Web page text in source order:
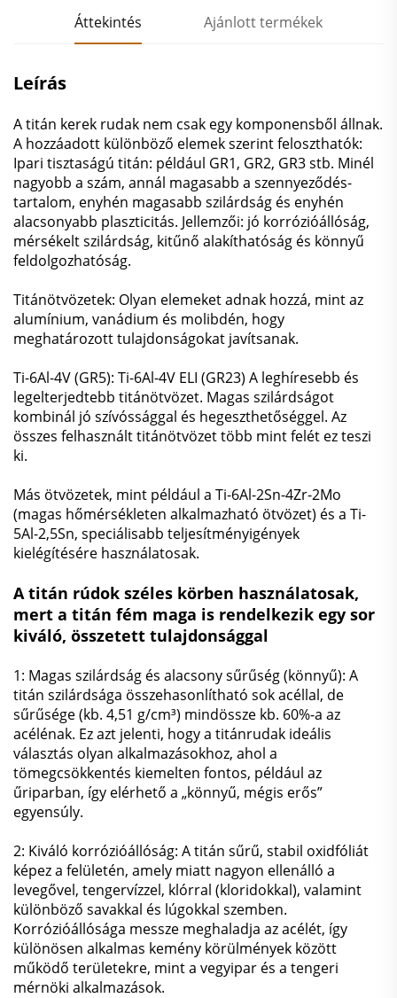
Áttekintés Ajánlott termékek
Leírás
A titán kerek rudak nem csak egy komponensből állnak.
A hozzáadott különböző elemek szerint feloszthatók:
Ipari tisztaságú titán: például GR1, GR2, GR3 stb. Minél
nagyobb a szám, annál magasabb a szennyeződés-
tartalom, enyhén magasabb szilárdság és enyhén
alacsonyabb plaszticitás. Jellemzői: jó korrózióállóság,
mérsékelt szilárdság, kitűnő alakíthatóság és könnyű
feldolgozhatóság.
Titánötvözetek: Olyan elemeket adnak hozzá, mint az
alumínium, vanádium és molibdén, hogy
meghatározott tulajdonságokat javítsanak.
Ti-6Al-4V (GR5): Ti-6Al-4V ELI (GR23) A leghíresebb és
legelterjedtebb titánötvözet. Magas szilárdságot
kombinál jó szívóssággal és hegeszthetőséggel. Az
összes felhasznált titánötvözet több mint felét ez teszi
ki.
Más ötvözetek, mint például a Ti-6Al-2Sn-4Zr-2Mo
(magas hőmérsékleten alkalmazható ötvözet) és a Ti-
5Al-2,5Sn, speciálisabb teljesítményigények
kielégítésére használatosak.
A titán rúdok széles körben használatosak,
mert a titán fém maga is rendelkezik egy sor
kiváló, összetett tulajdonsággal
1: Magas szilárdság és alacsony sűrűség (könnyű): A
titán szilárdsága összehasonlítható sok acéllal, de
sűrűsége (kb. 4,51 g/cm³) mindössze kb. 60%-a az
acélénak. Ez azt jelenti, hogy a titánrudak ideális
választás olyan alkalmazásokhoz, ahol a
tömegcsökkentés kiemelten fontos, például az
űriparban, így elérhető a „könnyű, mégis erős”
egyensúly.
2: Kiváló korrózióállóság: A titán sűrű, stabil oxidfóliát
képez a felületén, amely miatt nagyon ellenálló a
levegővel, tengervízzel, klórral (kloridokkal), valamint
különböző savakkal és lúgokkal szemben.
Korrózióállósága messze meghaladja az acélét, így
különösen alkalmas kemény körülmények között
működő területekre, mint a vegyipar és a tengeri
mérnöki alkalmazások.